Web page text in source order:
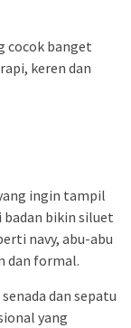
cocok banget
keren dan
ingin tampil
badan bikin siluet
navy, abu-abu
dan formal.
dan sepatu
yang